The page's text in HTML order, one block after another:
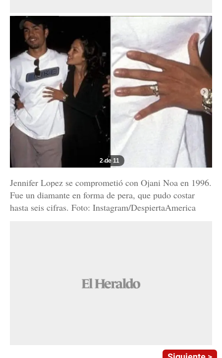
2 de 11
Jennifer Lopez se comprometió con Ojani Noa en 1996.
Fue un diamante en forma de pera, que pudo costar
hasta seis cifras. Foto: Instagram/DespiertaAmerica